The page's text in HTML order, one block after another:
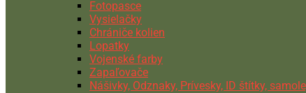
Fotopasce
Vysielačky
Chrániče kolien
Lopatky
Vojenské farby
Zapaľovače
Nášivky, Odznaky, Prívesky, ID štítky,